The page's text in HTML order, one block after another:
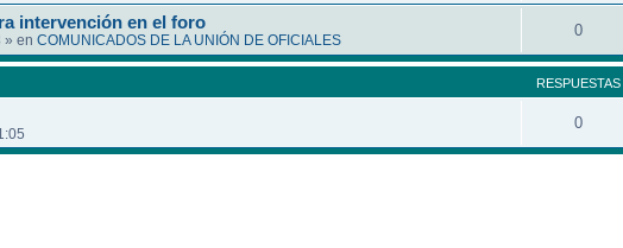
intervención en el foro
» en COMUNICADOS DE LA UNIÓN DE OFICIALES
0
RESPUESTAS
0